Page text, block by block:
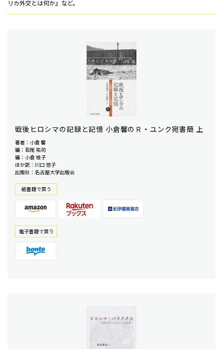
リカ外交とは何か』など。
戦後ヒロシマの記録と記憶 小倉馨のＲ・ユンク宛書簡 上
著者：小倉 馨
編：若尾 祐司
編：小倉 桂子
ほか訳：川口 悠子
出版社：名古屋大学出版会
紙書籍で買う
電⼦書籍で買う